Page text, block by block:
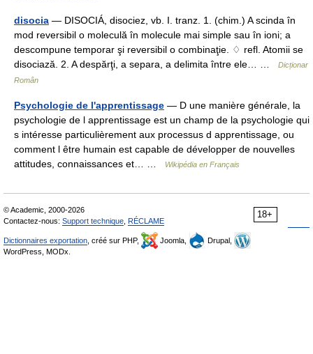
disocia — DISOCIÁ, disociez, vb. I. tranz. 1. (chim.) A scinda în
mod reversibil o moleculă în molecule mai simple sau în ioni; a
descompune temporar şi reversibil o combinaţie. ♢ refl. Atomii se
disociază. 2. A despărţi, a separa, a delimita între ele… …
Dicționar
Român
Psychologie de l'apprentissage — D une manière générale, la
psychologie de l apprentissage est un champ de la psychologie qui
s intéresse particulièrement aux processus d apprentissage, ou
comment l être humain est capable de développer de nouvelles
attitudes, connaissances et… …
Wikipédia en Français
18+
© Academic, 2000-2026
Contactez-nous: Support technique RÉCLAME
Dictionnaires exportation , créé sur PHP, Joomla,
Drupal,
WordPress, MODx.